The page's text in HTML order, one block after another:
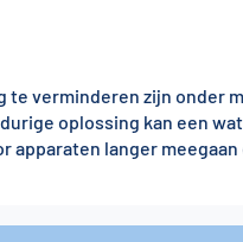
te verminderen zijn onder
oplossing kan een
apparaten langer